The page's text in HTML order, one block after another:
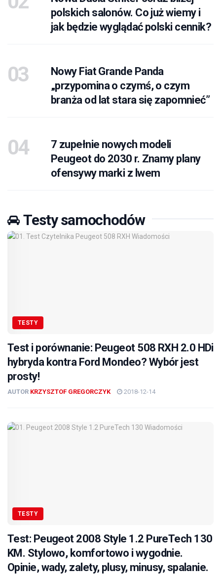
polskich salonów. Co już wiemy i
jak będzie wyglądać polski cennik?
Nowy Fiat Grande Panda
„przypomina o czymś, o czym
branża od lat stara się zapomnieć”
7 zupełnie nowych modeli
Peugeot do 2030 r. Znamy plany
ofensywy marki z lwem
Testy samochodów
TESTY
Test i porównanie: Peugeot 508 RXH 2.0 HDi
hybryda kontra Ford Mondeo? Wybór jest
prosty!
AUTOR KRZYSZTOF GREGORCZYK 2018-12-14
TESTY
Test: Peugeot 2008 Style 1.2 PureTech 130
KM. Stylowo, komfortowo i wygodnie.
Opinie, wady, zalety, plusy, minusy, spalanie.